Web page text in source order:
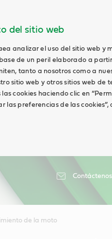
del sitio web
analizar el uso del sitio web y
de un peril elaborado a
tanto a nosotros como a
sitio web y otros sitios web de
cookies haciendo clic en
las preferencias de las
Contáctenos
de la moto